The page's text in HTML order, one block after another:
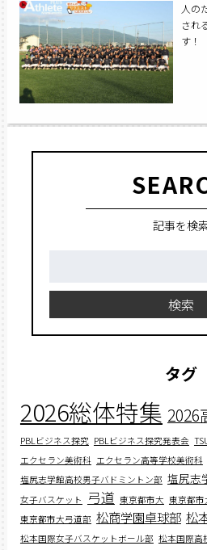
人の
され
す！
記事を検
検索
タグ
2026総体特集
PBLビジネス探究 PBLビジネス探究発表会
エクセラン美術科 エクセラン高等学校美術科
塩尻志学館高校男子バドミントン部 塩尻志
女子バスケット 弓道 東京都市大 東京都市
東京都市大弓道部 松商学園卓球部 松
松本国際女子バスケットボール部 松本国際高